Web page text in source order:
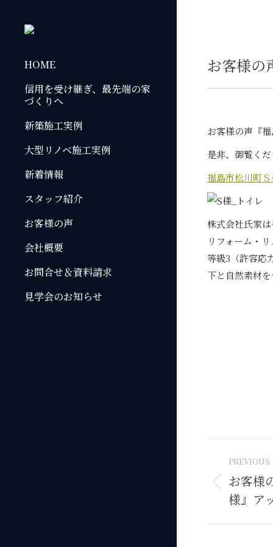
HOME
信用を受け継ぎ、最先端の家
づくりへ
新築施工実例
大型リノベ施工実例
新着情報
スタッフ紹介
お客様の声
会社概要
お問合せ＆資料請求
見学会のお知らせ
お客様の
お客様の声『
是非、御覧く
福島市松川町
株式会社氏家
リフォーム・
等級3（許容応
下と自然素材
Post
PREVIOUS
Previous
post:
お客様
様』ア